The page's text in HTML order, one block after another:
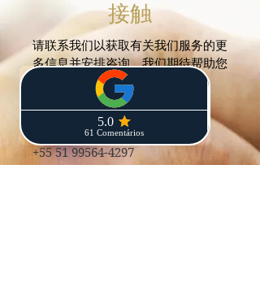
接触
请联系我们以获取有关我们服务的更
多信息并安排咨询。我们期待帮助您
满足您的法律需求。
+55 51 3391-6249
+55 51 99564-4297